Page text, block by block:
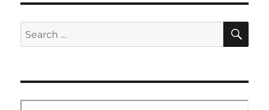
Search
for: